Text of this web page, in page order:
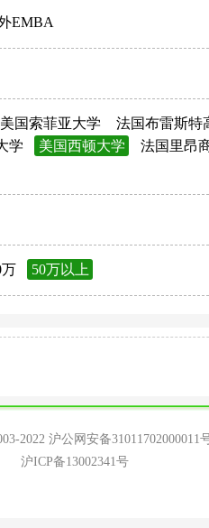
EMBA
美国索菲亚大学 法国布雷斯特
学 美国西顿大学 法国里昂
万 50万以上
2022 沪公网安备31011702000011
沪ICP备13002341号